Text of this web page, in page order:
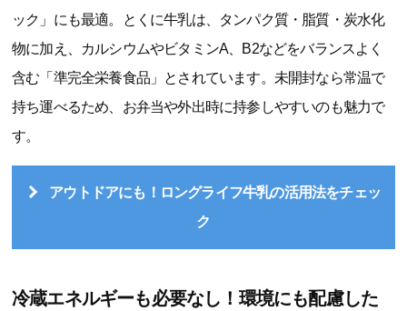
ック」にも最適。とくに牛乳は、タンパク質・脂質・炭水化
物に加え、カルシウムやビタミンA、B2などをバランスよく
含む「準完全栄養食品」とされています。未開封なら常温で
持ち運べるため、お弁当や外出時に持参しやすいのも魅力で
す。
アウトドアにも！ロングライフ牛乳の活用法をチェッ
ク
冷蔵エネルギーも必要なし！環境にも配慮した